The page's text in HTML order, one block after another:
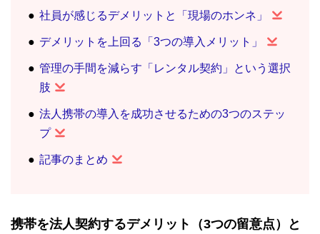
社員が感じるデメリットと「現場のホンネ」
デメリットを上回る「3つの導入メリット」
管理の手間を減らす「レンタル契約」という選択
肢
法人携帯の導入を成功させるための3つのステッ
プ
記事のまとめ
携帯を法人契約するデメリット（3つの留意点）と